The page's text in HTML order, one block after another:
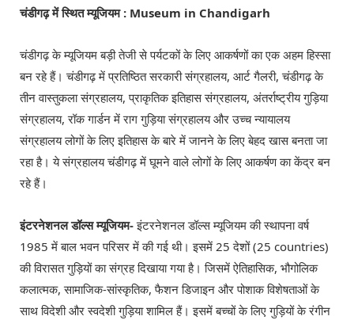
चंडीगढ़ में स्थित म्यूजियम : Museum in Chandigarh
चंडीगढ़ के म्यूजियम बड़ी तेजी से पर्यटकों के लिए आकर्षणों का एक अहम हिस्सा
बन रहे हैं। चंडीगढ़ में प्रतिष्ठित सरकारी संग्रहालय, आर्ट गैलरी, चंडीगढ़ के
तीन वास्तुकला संग्रहालय, प्राकृतिक इतिहास संग्रहालय, अंतर्राष्ट्रीय गुड़िया
संग्रहालय, रॉक गार्डन में राग गुड़िया संग्रहालय और उच्च न्यायालय
संग्रहालय लोगों के लिए इतिहास के बारे में जानने के लिए बेहद खास बनता जा
रहा है। ये संग्रहालय चंडीगढ़ में घूमने वाले लोगों के लिए आकर्षण का केंद्र बन
रहे हैं।
इंटरनेशनल डॉल्स म्यूजियम-इंटरनेशनल डॉल्स म्यूजियम की स्थापना वर्ष
1985 में बाल भवन परिसर में की गई थी। इसमें 25 देशों (25 countries)
की विरासत गुड़ियों का संग्रह दिखाया गया है। जिसमें ऐतिहासिक, भौगोलिक
कलात्मक, सामाजिक-सांस्कृतिक, फैशन डिजाइन और पोशाक विशेषताओं के
साथ विदेशी और स्वदेशी गुड़िया शामिल हैं। इसमें बच्चों के लिए गुड़ियों के रंगीन